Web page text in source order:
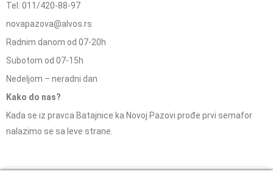
Tel: 011/420-88-97
novapazova@alvos.rs
Radnim danom od 07-20h
Subotom od 07-15h
Nedeljom – neradni dan
Kako do nas?
Kada se iz pravca Batajnice ka Novoj Pazovi prođe prvi semafor
nalazimo se sa leve strane.